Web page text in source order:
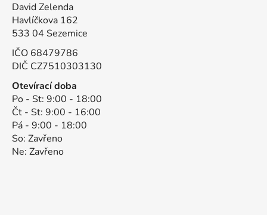
David Zelenda
Havlíčkova 162
533 04 Sezemice
IČO 68479786
DIČ CZ7510303130
Otevírací doba
Po - St: 9:00 - 18:00
Čt - St: 9:00 - 16:00
Pá - 9:00 - 18:00
So: Zavřeno
Ne: Zavřeno